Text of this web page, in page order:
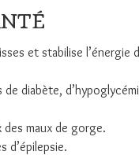
et stabilise l’énergie
de diabète,
des maux de gorge.
d’épilepsie.